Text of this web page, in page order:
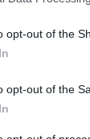
opt-out of the
opt-out of the
η Ολλανδή
Εκτός